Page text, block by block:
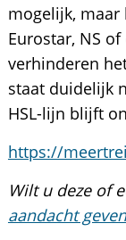
mogelijk, maar
Eurostar, NS
verhinderen
staat duidelijk
HSL-lijn blijft
https://
Wilt u deze of
aandacht